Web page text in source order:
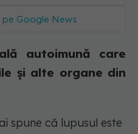
pe Google News
autoimună care
și alte organe din
spune că lupusul este